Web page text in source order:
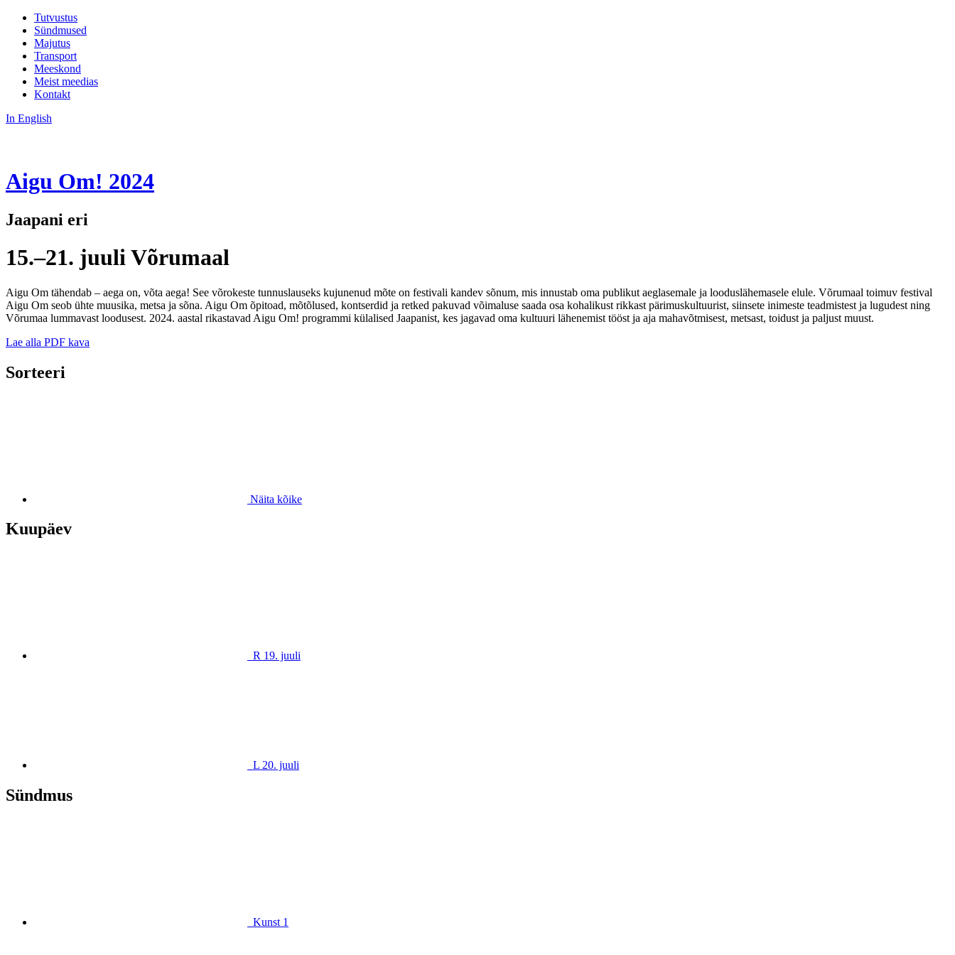
Tutvustus
Sündmused
Majutus
Transport
Meeskond
Meist meedias
Kontakt
In English
Aigu Om! 2024
Jaapani eri
15.–21. juuli Võrumaal
Aigu Om tähendab – aega on, võta aega! See võrokeste tunnuslauseks kujunenud mõte on festivali kandev sõnum, mis innustab oma publikut aeglasemale ja looduslähemasele elule. Võrumaal toimuv festival
Aigu Om seob ühte muusika, metsa ja sõna. Aigu Om õpitoad, mõtõlused, kontserdid ja retked pakuvad võimaluse saada osa kohalikust rikkast pärimuskultuurist, siinsete inimeste teadmistest ja lugudest ning
Võrumaa lummavast loodusest. 2024. aastal rikastavad Aigu Om! programmi külalised Jaapanist, kes jagavad oma kultuuri lähenemist tööst ja aja mahavõtmisest, metsast, toidust ja paljust muust.
Lae alla PDF kava
Sorteeri
Näita kõike
Kuupäev
R 19. juuli
L 20. juuli
Sündmus
Kunst 1